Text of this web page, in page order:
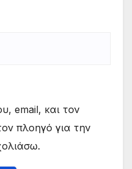
email, και τον
πλοηγό για την